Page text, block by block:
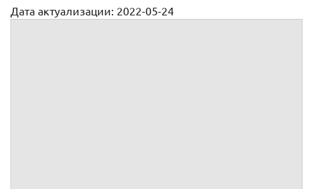
Дата актуализации: 2022-05-24